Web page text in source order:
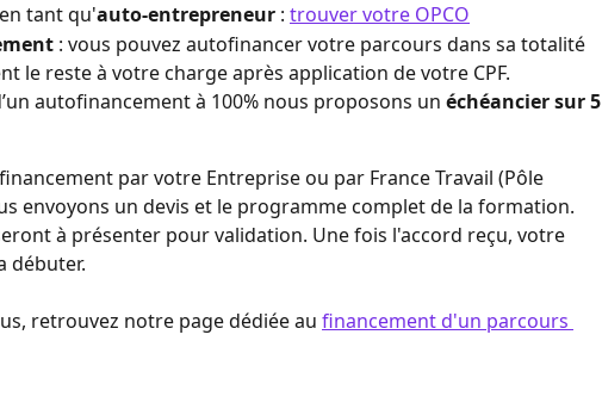
tant qu'auto-entrepreneur : trouver votre OPCO
: vous pouvez autofinancer votre parcours dans sa totalité
le reste à votre charge après application de votre CPF.
autofinancement à 100% nous proposons un échéancier sur 5
par votre Entreprise ou par France Travail (Pôle
envoyons un devis et le programme complet de la formation.
à présenter pour validation. Une fois l'accord reçu, votre
débuter.
retrouvez notre page dédiée au financement d'un parcours